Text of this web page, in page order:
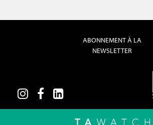
ABONNEMENT À LA
NEWSLETTER